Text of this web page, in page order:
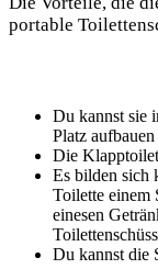
portable
Du kannst sie
Platz aufbauen
Die
Es bilden sich
Toilette einem
einesen
Du kannst die